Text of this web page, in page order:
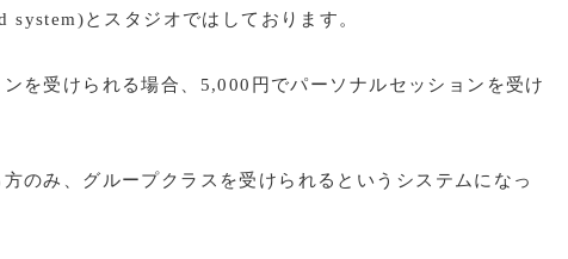
とスタジオではしております。
を受けられる場合、5,000円でパーソナルセッションを受け
のみ、グループクラスを受けられるというシステムになっ